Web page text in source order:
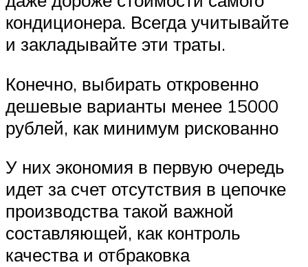
кондиционера. Всегда учитывайте
и закладывайте эти траты.
Конечно, выбирать откровенно
дешевые варианты менее 15000
рублей, как минимум рискованно
У них экономия в первую очередь
идет за счет отсутствия в цепочке
производства такой важной
составляющей, как контроль
качества и отбраковка